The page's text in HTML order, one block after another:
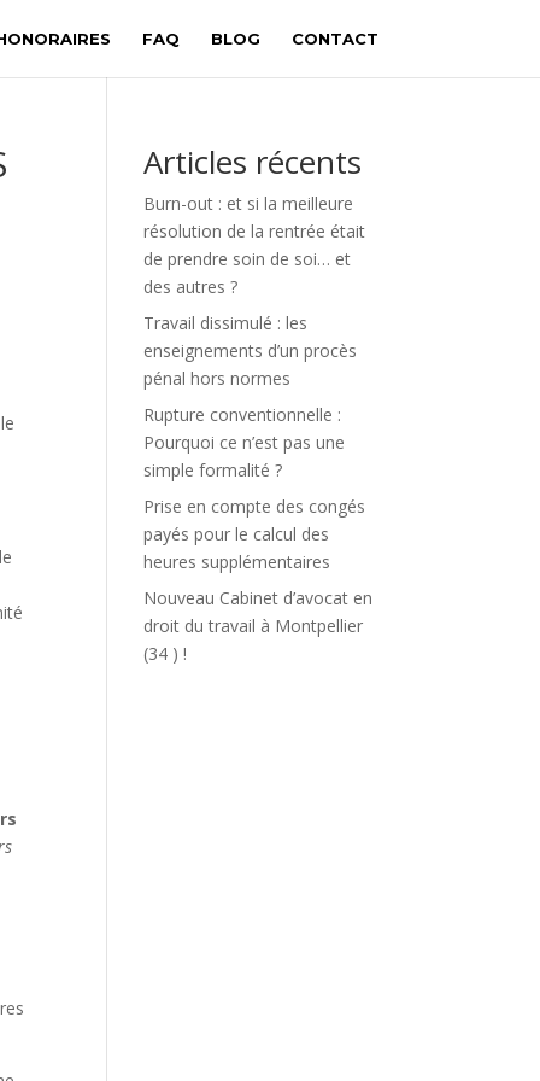
FAQ BLOG CONTACT
Articles récents
Burn-out : et si la meilleure
résolution de la rentrée était
de prendre soin de soi… et
des autres ?
Travail dissimulé : les
enseignements d’un procès
pénal hors normes
Rupture cоnvеntiоnnеlle :
Pоurquоi ce n’est pas une
simple formalité ?
Prise en compte des congés
payés pour le calcul des
heures supplémentaires
Nouveau Cabinet d’avocat en
droit du travail à Montpellier
(34 ) !